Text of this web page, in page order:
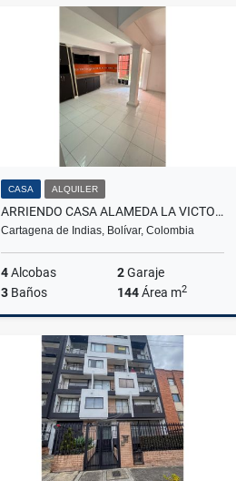
$148.000.000
CASA ALQUILER
ARRIENDO CASA ALAMEDA LA VICTORIA
Cartagena de Indias, Bolívar, Colombia
4Alcobas 2Garaje
3 Baños 144Área m2
Alquiler
$2.900.000